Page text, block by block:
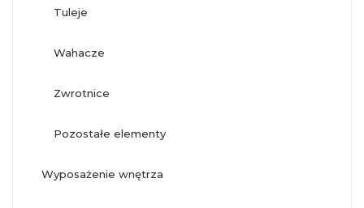
tuleje
wahacze
zwrotnice
pozostałe elementy
wyposażenie wnętrza